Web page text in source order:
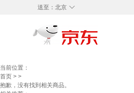
◇
送至： 北京
当前位置：
首页 > >
抱歉，没有找到相关商品。